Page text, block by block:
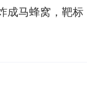
成马蜂窝，靶标